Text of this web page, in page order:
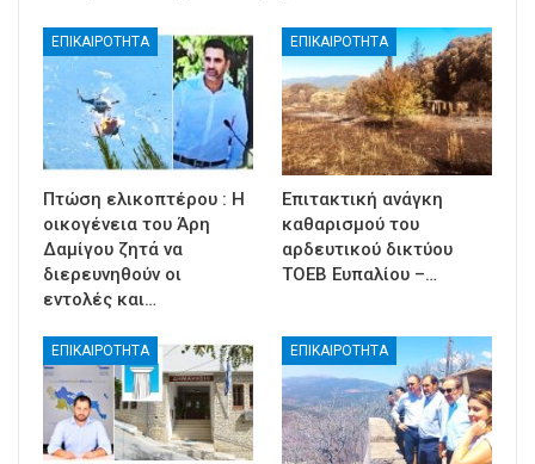
ΕΠΙΚΑΙΡΟΤΗΤΑ
Πτώση ελικοπτέρου : Η
οικογένεια του Άρη
Δαμίγου ζητά να
διερευνηθούν οι
εντολές και…
ΕΠΙΚΑΙΡΟΤΗΤΑ
Επιτακτική ανάγκη
καθαρισμού του
αρδευτικού δικτύου
ΤΟΕΒ Ευπαλίου –…
ΕΠΙΚΑΙΡΟΤΗΤΑ ΕΠΙΚΑΙΡΟΤΗΤΑ